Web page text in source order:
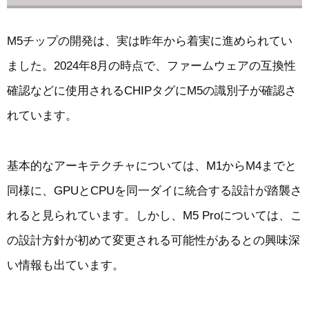
M5チップの開発は、実は昨年から着実に進められてい
ました。2024年8月の時点で、ファームウェアの互換性
確認などに使用されるCHIPタグにM5の識別子が確認さ
れています。
基本的なアーキテクチャについては、M1からM4までと
同様に、GPUとCPUを同一ダイに統合する設計が踏襲さ
れると見られています。しかし、M5 Proについては、こ
の設計方針が初めて変更される可能性があるとの興味深
い情報も出ています。